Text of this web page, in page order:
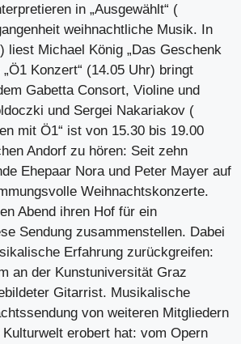
in „Ausgewählt“ (
weihnachtliche Musik. In
liest Michael König „Das Geschenk
Konzert“ (14.05 Uhr) bringt
Gabetta Consort, Violine und
und Sergei Nakariakov (
mit Ö1“ ist von 15.30 bis 19.00
Andorf zu hören: Seit zehn
Ehepaar Nora und Peter Mayer auf
Weihnachtskonzerte.
Abend ihren Hof für ein
Sendung zusammenstellen. Dabei
Erfahrung zurückgreifen:
an der Kunstuniversität Graz
Gitarrist. Musikalische
von weiteren Mitgliedern
erobert hat: vom Opern